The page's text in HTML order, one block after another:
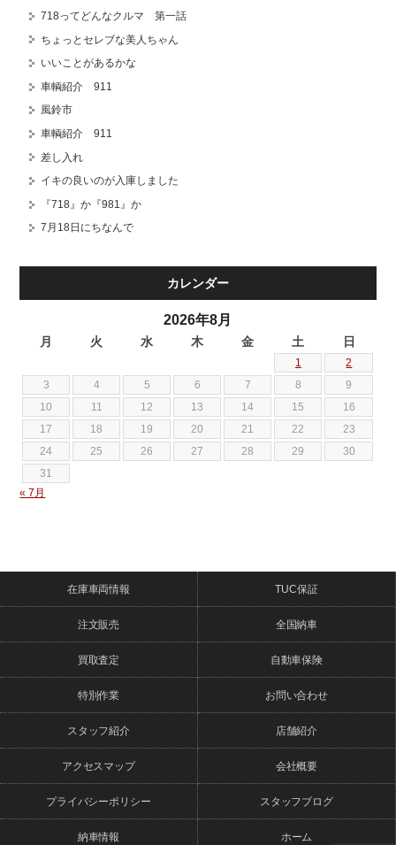
718ってどんなクルマ 第一話
ちょっとセレブな美人ちゃん
いいことがあるかな
車輌紹介 911
風鈴市
車輌紹介 911
差し入れ
イキの良いのが入庫しました
『718』か『981』か
7月18日にちなんで
カレンダー
2026年8月
月 火 水 木 金 土 日
1
2
3
4 5 6 7 8
9
10
11 12 13 14 15
16
17
18 19 20 21 22
23
24
25 26 27 28 29
30
31
« 7月
在庫車両情報 TUC保証
注文販売 全国納車
買取査定 自動車保険
特別作業 お問い合わせ
スタッフ紹介 店舗紹介
アクセスマップ 会社概要
プライバシーポリシー スタッフブログ
納車情報 ホーム